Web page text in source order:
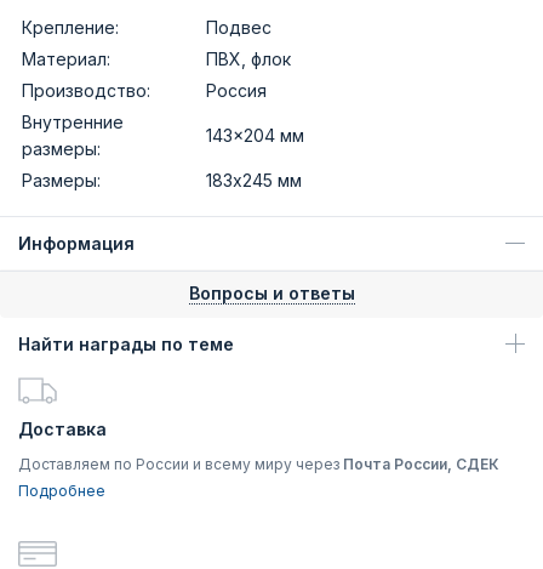
Крепление:
Подвес
Материал:
ПВХ, флок
Производство:
Россия
Внутренние
размеры:
143x204 мм
Размеры: 183х245 мм
Информация
Вопросы и ответы
Найти награды по теме
Доставка
Доставляем по России и всему миру через Почта России, СДЕК
Подробнее